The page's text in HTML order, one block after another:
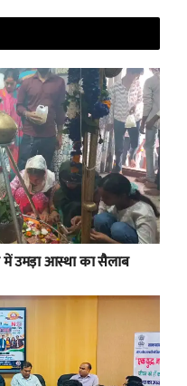
में उमड़ा आस्था का सैलाब